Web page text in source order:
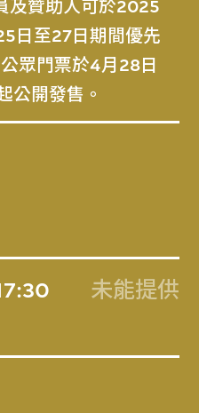
及贊助人可於2025
日至27日期間優先
眾門票於4月28日
公開發售。
未能提供